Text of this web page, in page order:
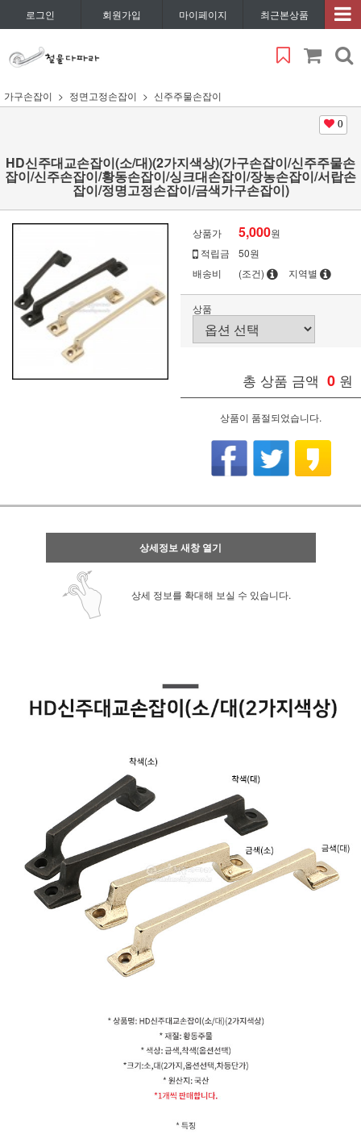
로그인 회원가입 마이페이지 최근본상품
가구손잡이 정면고정손잡이 신주주물손잡이
0
HD신주대교손잡이(소/대)(2가지색상)(가구손잡이/신주주물손
잡이/신주손잡이/황동손잡이/싱크대손잡이/장농손잡이/서랍손
잡이/정명고정손잡이/금색가구손잡이)
상품가 5,000원
적립금
50원
배송비
(조건) 지역별
상품
총 상품 금액 0 원
상품이 품절되었습니다.
상세정보 새창 열기
상세 정보를 확대해 보실 수 있습니다.